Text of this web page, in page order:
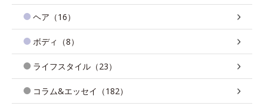
ヘア（16）
ボディ（8）
ライフスタイル（23）
コラム&エッセイ（182）